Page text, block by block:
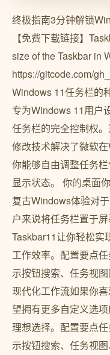
终极指南3分钟解锁
【免费下载链接】
size of the Taskbar in
https://gitcode.com/
Windows 11任务栏的
专为Windows 11用户
任务栏的完全控制权
修改技术解决了微软
你能够自由调整任务
显示状态。 你的桌面
复古Windows体验对
户来说将任务栏置于
Taskbar11让你轻松实
工作效率。配置要点
示按钮搜索、任务视
现代化工作流如果你
望拥有更多自定义选
理想选择。配置要点
示按钮搜索、任务视